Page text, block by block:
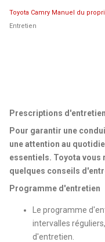
Toyota Camry Manuel du
Entretien
Prescriptions d'entretien
Pour garantir une
une attention au
essentiels. Toyota vous
quelques conseils
Programme d'entretien
Le programme
intervalles
d'entretien.